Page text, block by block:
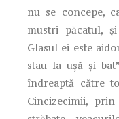
nu se concepe,
mustri păcatul,
Glasul ei este
stau la uşă şi
îndreaptă către
Cincizecimii,